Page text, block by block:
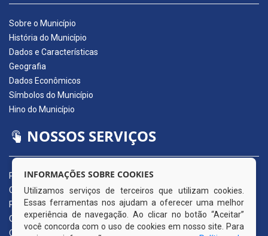
Sobre o Município
História do Município
Dados e Características
Geografia
Dados Econômicos
Símbolos do Município
Hino do Município
NOSSOS SERVIÇOS
Portal da Transparência
Carta de Serviços ao Usuário
Pedido de Acesso à Informação (e-SIC)
Ouvidoria Municipal
Quadro de Avisos
INFORMAÇÕES SOBRE COOKIES
Utilizamos serviços de terceiros que utilizam cookies.
Essas ferramentas nos ajudam a oferecer uma melhor
experiência de navegação. Ao clicar no botão “Aceitar”
você concorda com o uso de cookies em nosso site. Para